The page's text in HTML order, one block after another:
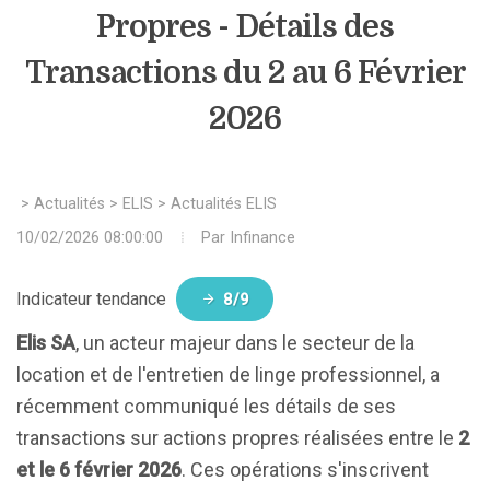
Propres - Détails des
Transactions du 2 au 6 Février
2026
> Actualités > ELIS > Actualités ELIS
10/02/2026 08:00:00
Par Infinance
Indicateur tendance 8/9
Elis SA, un acteur majeur dans le secteur de la
location et de l'entretien de linge professionnel, a
récemment communiqué les détails de ses
transactions sur actions propres réalisées entre le 2
et le 6 février 2026. Ces opérations s'inscrivent